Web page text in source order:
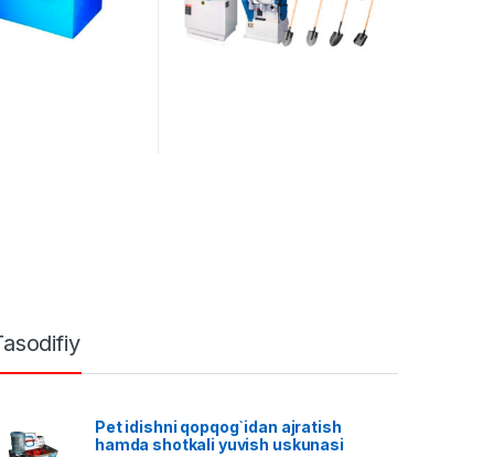
Pet idishni qopqog`idan ajratish
hamda shotkali yuvish uskunasi